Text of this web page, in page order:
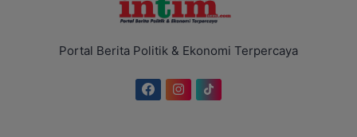
Portal Berita Politik & Ekonomi Terpercaya